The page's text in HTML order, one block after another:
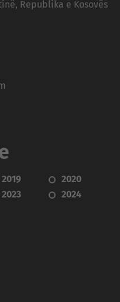
Republika e Kosovës
2019
2020
2023
2024